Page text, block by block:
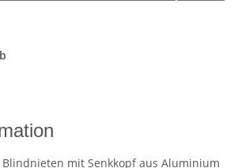
Blindnieten mit Senkkopf aus Aluminium